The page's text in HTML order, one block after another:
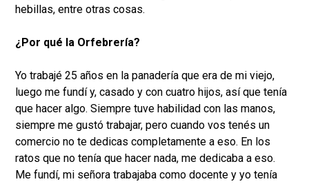
hebillas, entre otras cosas.
¿Por qué la Orfebrería?
Yo trabajé 25 años en la panadería que era de mi viejo,
luego me fundí y, casado y con cuatro hijos, así que tenía
que hacer algo. Siempre tuve habilidad con las manos,
siempre me gustó trabajar, pero cuando vos tenés un
comercio no te dedicas completamente a eso. En los
ratos que no tenía que hacer nada, me dedicaba a eso.
Me fundí, mi señora trabajaba como docente y yo tenía